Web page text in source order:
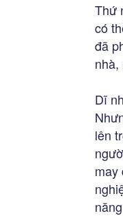
Thứ
có
đã
Dĩ
lên
may